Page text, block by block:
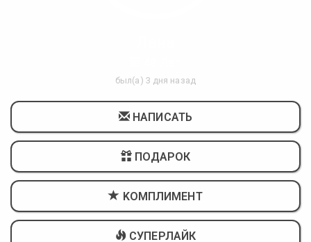
был(а) 3 дня назад
НАПИСАТЬ
ПОДАРОК
KОМПЛИМЕНТ
СУПЕРЛАЙК